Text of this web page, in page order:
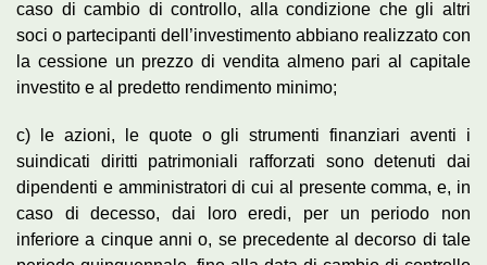
caso di cambio di controllo, alla condizione che gli altri
soci o partecipanti dell’investimento abbiano realizzato con
la cessione un prezzo di vendita almeno pari al capitale
investito e al predetto rendimento minimo;
c) le azioni, le quote o gli strumenti finanziari aventi i
suindicati diritti patrimoniali rafforzati sono detenuti dai
dipendenti e amministratori di cui al presente comma, e, in
caso di decesso, dai loro eredi, per un periodo non
inferiore a cinque anni o, se precedente al decorso di tale